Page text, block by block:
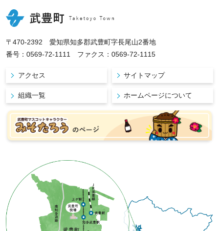
〒470-2392 愛知県知多郡武豊町字長尾山2番地
番号：0569-72-1111 ファクス：0569-72-1115
アクセス サイトマップ
組織一覧 ホームページについて